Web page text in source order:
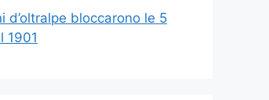
d’oltralpe bloccarono le 5
1901